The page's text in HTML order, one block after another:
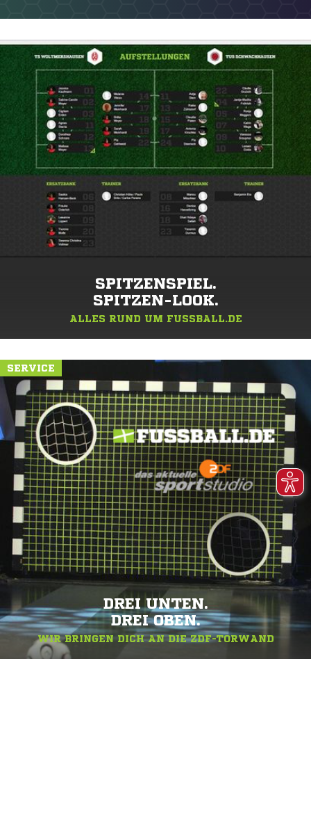
SPITZENSPIEL.
SPITZEN-LOOK.
ALLES RUND UM FUSSBALL.DE
SERVICE
DREI UNTEN.
DREI OBEN.
WIR BRINGEN DICH AN DIE ZDF-TORWAND